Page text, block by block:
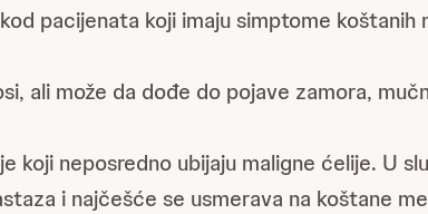
pacijenata koji imaju simptome
ali može da dođe do pojave zamora,
koji neposredno ubijaju maligne ćelije. U
i najčešće se usmerava na koštane